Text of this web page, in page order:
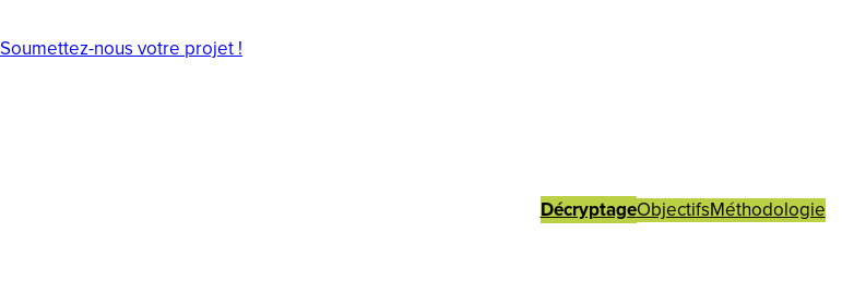
Soumettez-nous votre projet !
DécryptageObjectifsMéthodologie